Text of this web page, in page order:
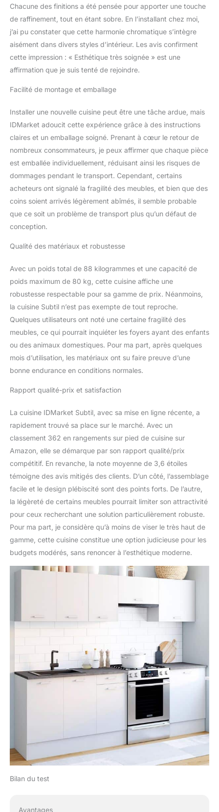
2.5 cm d'épaisseur 3
éléments bas de 48 cm
éléments hauts de 32 cm
de profondeur + plan de
travail
Chacune des finitions a été pensée pour apporter une touche
de raffinement, tout en étant sobre. En l’installant chez moi,
j’ai pu constater que cette harmonie chromatique s’intègre
aisément dans divers styles d’intérieur. Les avis confirment
cette impression : « Esthétique très soignée » est une
affirmation que je suis tenté de rejoindre.
Facilité de montage et emballage
Installer une nouvelle cuisine peut être une tâche ardue, mais
IDMarket adoucit cette expérience grâce à des instructions
claires et un emballage soigné. Prenant à cœur le retour de
nombreux consommateurs, je peux affirmer que chaque pièce
est emballée individuellement, réduisant ainsi les risques de
dommages pendant le transport. Cependant, certains
acheteurs ont signalé la fragilité des meubles, et bien que des
coins soient arrivés légèrement abîmés, il semble probable
que ce soit un problème de transport plus qu’un défaut de
conception.
Qualité des matériaux et robustesse
Avec un poids total de 88 kilogrammes et une capacité de
poids maximum de 80 kg, cette cuisine affiche une
robustesse respectable pour sa gamme de prix. Néanmoins,
la cuisine Subtil n’est pas exempte de tout reproche.
Quelques utilisateurs ont noté une certaine fragilité des
meubles, ce qui pourrait inquiéter les foyers ayant des enfants
ou des animaux domestiques. Pour ma part, après quelques
mois d’utilisation, les matériaux ont su faire preuve d’une
bonne endurance en conditions normales.
Rapport qualité-prix et satisfaction
La cuisine IDMarket Subtil, avec sa mise en ligne récente, a
rapidement trouvé sa place sur le marché. Avec un
classement 362 en rangements sur pied de cuisine sur
Amazon, elle se démarque par son rapport qualité/prix
compétitif. En revanche, la note moyenne de 3,6 étoiles
témoigne des avis mitigés des clients. D’un côté, l’assemblage
facile et le design plébiscité sont des points forts. De l’autre,
la légèreté de certains meubles pourrait limiter son attractivité
pour ceux recherchant une solution particulièrement robuste.
Pour ma part, je considère qu’à moins de viser le très haut de
gamme, cette cuisine constitue une option judicieuse pour les
budgets modérés, sans renoncer à l’esthétique moderne.
Bilan du test
Avantages